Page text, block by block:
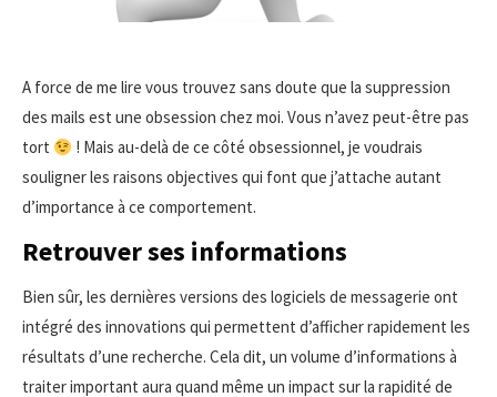
A force de me lire vous trouvez sans doute que la suppression
des mails est une obsession chez moi. Vous n’avez peut-être pas
tort
! Mais au-delà de ce côté obsessionnel, je voudrais
souligner les raisons objectives qui font que j’attache autant
d’importance à ce comportement.
Retrouver ses informations
Bien sûr, les dernières versions des logiciels de messagerie ont
intégré des innovations qui permettent d’afficher rapidement les
résultats d’une recherche. Cela dit, un volume d’informations à
traiter important aura quand même un impact sur la rapidité de